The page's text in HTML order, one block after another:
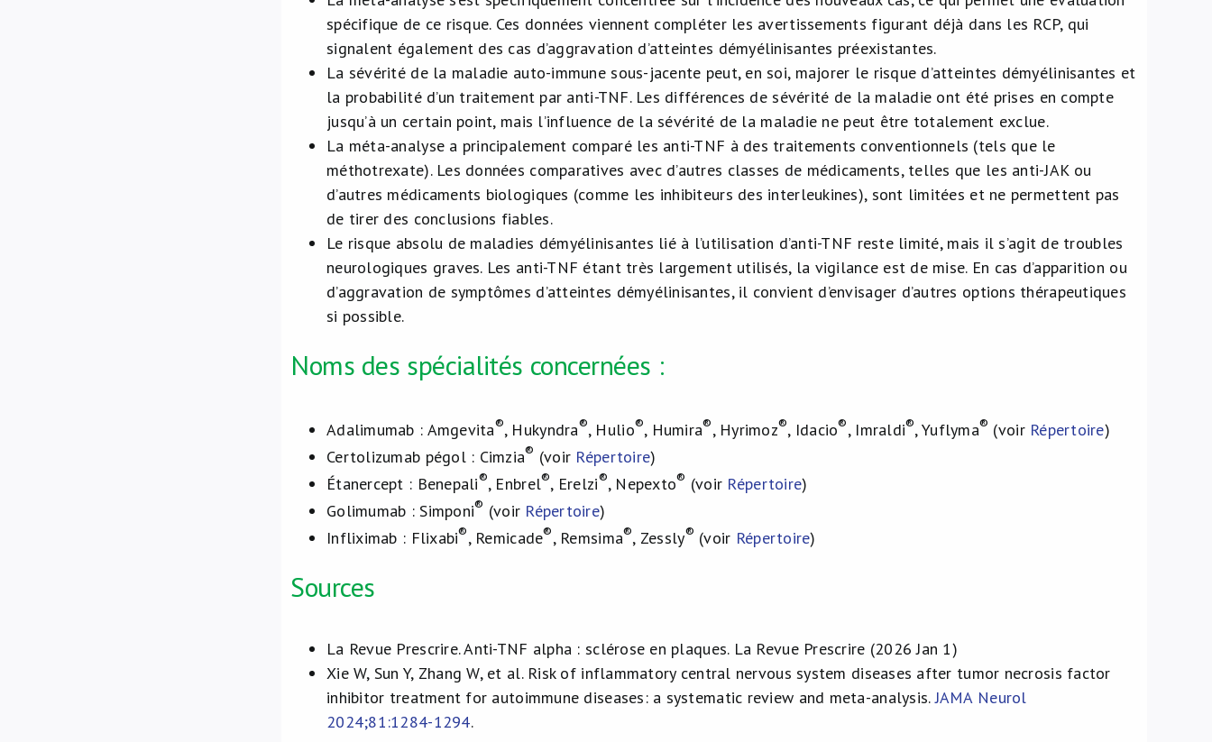
spécifique de ce risque. Ces données viennent compléter les avertissements figurant déjà dans les RCP, qui
signalent également des cas d’aggravation d’atteintes démyélinisantes préexistantes.
La sévérité de la maladie auto-immune sous-jacente peut, en soi, majorer le risque d’atteintes démyélinisantes et
la probabilité d’un traitement par anti-TNF. Les différences de sévérité de la maladie ont été prises en compte
jusqu’à un certain point, mais l’influence de la sévérité de la maladie ne peut être totalement exclue.
La méta-analyse a principalement comparé les anti-TNF à des traitements conventionnels (tels que le
méthotrexate). Les données comparatives avec d’autres classes de médicaments, telles que les anti-JAK ou
d’autres médicaments biologiques (comme les inhibiteurs des interleukines), sont limitées et ne permettent pas
de tirer des conclusions fiables.
Le risque absolu de maladies démyélinisantes lié à l’utilisation d’anti-TNF reste limité, mais il s’agit de troubles
neurologiques graves. Les anti-TNF étant très largement utilisés, la vigilance est de mise. En cas d’apparition ou
d’aggravation de symptômes d’atteintes démyélinisantes, il convient d’envisager d’autres options thérapeutiques
si possible.
Noms des spécialités concernées :
Adalimumab : Amgevita®, Hukyndra®, Hulio®, Humira®, Hyrimoz®, Idacio®, Imraldi®, Yuflyma® (voir Répertoire)
Certolizumab pégol : Cimzia® (voir Répertoire)
Étanercept : Benepali®, Enbrel®, Erelzi®, Nepexto® (voir Répertoire)
Golimumab : Simponi® (voir Répertoire)
Infliximab : Flixabi®, Remicade®, Remsima®, Zessly® (voir Répertoire)
Sources
La Revue Prescrire. Anti-TNF alpha : sclérose en plaques. La Revue Prescrire (2026 Jan 1)
Xie W, Sun Y, Zhang W, et al. Risk of inflammatory central nervous system diseases after tumor necrosis factor
inhibitor treatment for autoimmune diseases: a systematic review and meta-analysis.JAMA Neurol
2024;81:1284-1294.